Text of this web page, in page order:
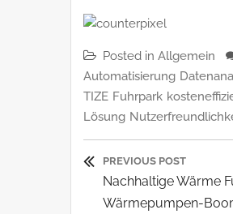
Posted in Allgemein
Automatisierung
TIZE Fuhrpark
Lösung
PREVIOUS POST
Previous
Post:
Nachhaltige Wärme
Wärmepumpen-